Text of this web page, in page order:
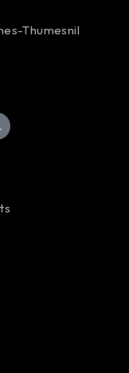
Thumesnil